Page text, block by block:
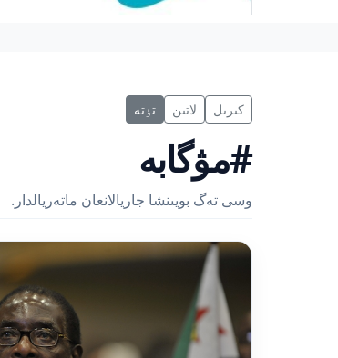
كىرىل لاتىن تٶتە
#مۋگابە
وسى تەگ بويىنشا جاريالانعان ماتەريالدار.